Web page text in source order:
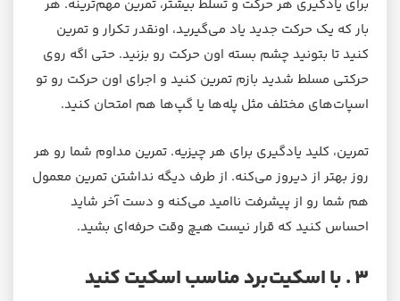
برای یادگیری هر حرکت و تسلط بیشتر، تمرین مهم‌ترینه. هر
بار که یک حرکت جدید یاد می‌گیرید، اونقدر تکرار و تمرین
کنید تا بتونید چشم بسته اون حرکت رو بزنید. حتی اگه روی
حرکتی مسلط شدید بازم تمرین کنید و اجرای اون حرکت رو تو
اسپات‌های مختلف مثل پله‌ها یا گپ‌ها هم امتحان کنید.
تمرین، کلید یادگیری برای هر چیزیه. تمرین مداوم شما رو هر
روز بهتر از دیروز می‌کنه. از طرف دیگه نداشتن تمرین معمول
هم شما رو از پیشرفت ناامید می‌کنه و دست آخر شاید
احساس کنید که قرار نیست هیچ وقت حرفه‌ای بشید.
۳ . با اسکیت‌برد مناسب اسکیت کنید